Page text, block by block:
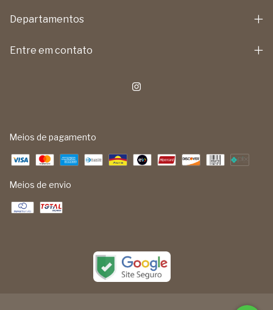
Departamentos
Entre em contato
Meios de pagamento
Meios de envio